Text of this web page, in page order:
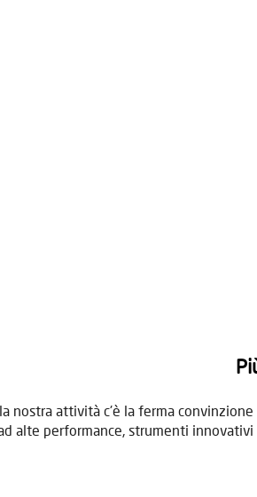
nostra attività c'è la ferma
alte performance, strumenti